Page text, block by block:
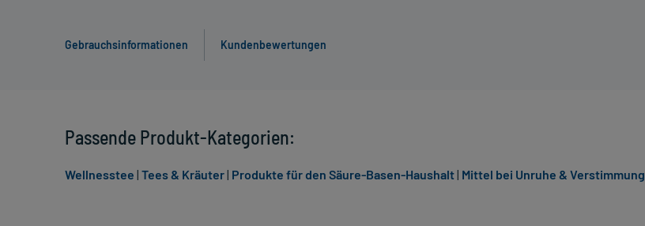
Gebrauchsinformationen Kundenbewertungen
Passende Produkt-Kategorien:
Wellnesstee | Tees & Kräuter| Produkte für den Säure-Basen-Haushalt| Mittel bei Unruhe & Verstimmung